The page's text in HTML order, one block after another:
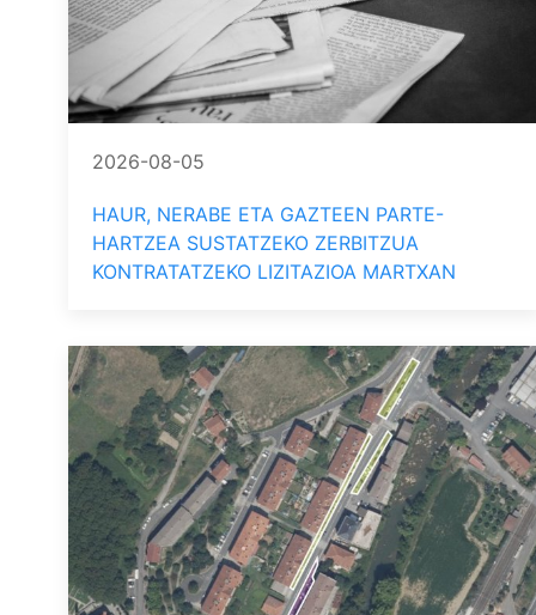
2026-08-05
HAUR, NERABE ETA GAZTEEN PARTE-
HARTZEA SUSTATZEKO ZERBITZUA
KONTRATATZEKO LIZITAZIOA MARTXAN